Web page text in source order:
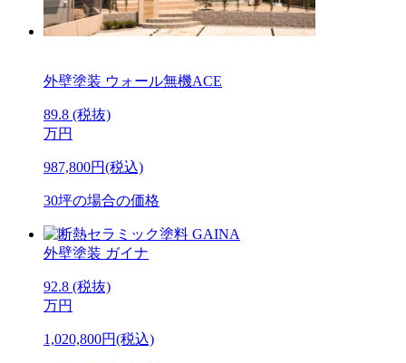
外壁塗装 ウォール無機ACE
89.8 (税抜)
万円
987,800円(税込)
30坪の場合の価格
外壁塗装 ガイナ
92.8 (税抜)
万円
1,020,800円(税込)